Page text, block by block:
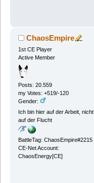
ChaosEmpire
1st CE Player
Active Member
Posts: 20.559
my Votes: +519/-120
Gender:
Ich bin hier auf der Arbeit, nicht
auf der Flucht
BattleTag: ChaosEmpire#2215
CE-Net Account:
ChaosEnergy[CE]